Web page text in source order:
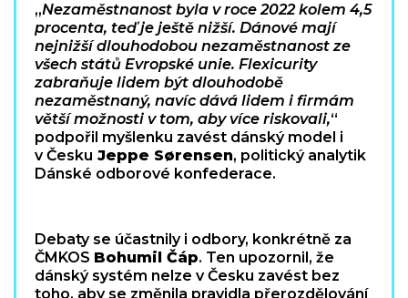
„Nezaměstnanost byla v roce 2022 kolem 4,5
procenta, teď je ještě nižší. Dánové mají
nejnižší dlouhodobou nezaměstnanost ze
všech států Evropské unie. Flexicurity
zabraňuje lidem být dlouhodobě
nezaměstnaný, navíc dává lidem i firmám
větší možnosti v tom, aby více riskovali,“
podpořil myšlenku zavést dánský model i
v Česku Jeppe Sørensen, politický analytik
Dánské odborové konfederace.
Debaty se účastnily i odbory, konkrétně za
ČMKOS Bohumil Čáp. Ten upozornil, že
dánský systém nelze v Česku zavést bez
toho, aby se změnila pravidla přerozdělování